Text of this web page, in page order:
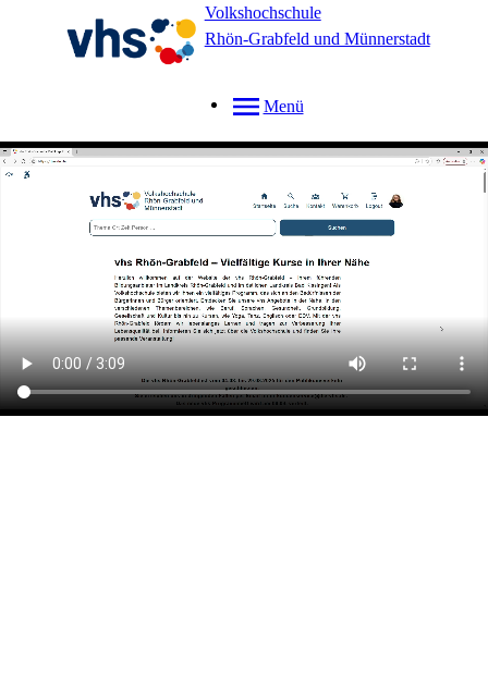
Volkshochschule
Rhön-Grabfeld und Münnerstadt
Menü